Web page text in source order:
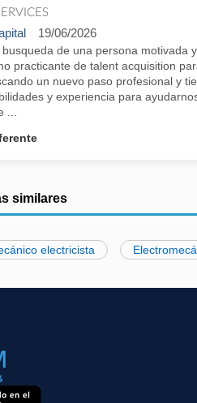
19/06/2026
de una persona motivada
practicante de talent acquisition
un nuevo paso profesional y
y experiencia para
similares
electricista